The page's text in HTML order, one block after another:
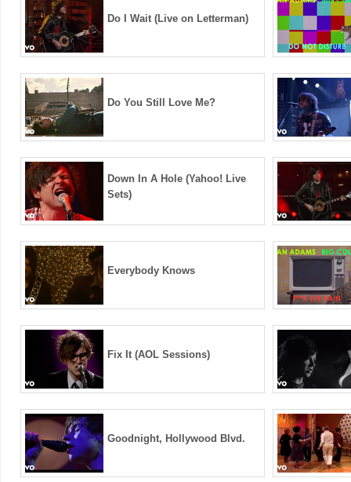
Do I Wait (Live on Letterman)
Do You Still Love Me?
Down In A Hole (Yahoo! Live
Sets)
Everybody Knows
Fix It (AOL Sessions)
Goodnight, Hollywood Blvd.